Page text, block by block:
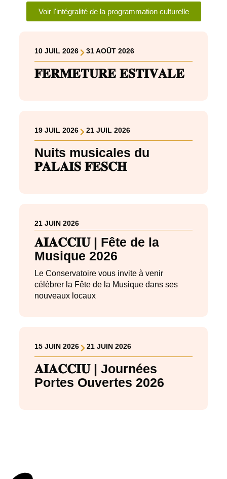
10 JUIL 2026 31 AOÛT 2026
𝐅𝐄𝐑𝐌𝐄𝐓𝐔𝐑𝐄 𝐄𝐒𝐓𝐈𝐕𝐀𝐋𝐄
19 JUIL 2026 21 JUIL 2026
Nuits musicales du
𝐏𝐀𝐋𝐀𝐈𝐒 𝐅𝐄𝐒𝐂𝐇
21 JUIN 2026
𝐀𝐈𝐀𝐂𝐂𝐈𝐔 | Fête de la
Musique 2026
Le Conservatoire vous invite à venir
célèbrer la Fête de la Musique dans ses
nouveaux locaux
15 JUIN 2026 21 JUIN 2026
𝐀𝐈𝐀𝐂𝐂𝐈𝐔 | Journées
Portes Ouvertes 2026
Voir l'intégralité de la programmation culturelle